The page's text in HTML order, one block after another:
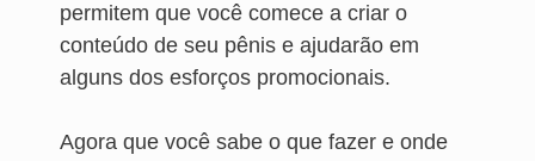
permitem que você comece a criar o
conteúdo de seu pênis e ajudarão em
alguns dos esforços promocionais.
Agora que você sabe o que fazer e onde